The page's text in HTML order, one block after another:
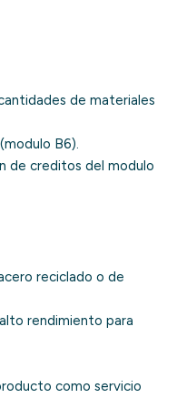
de materiales
B6).
de creditos del modulo
reciclado o de
rendimiento para
como servicio